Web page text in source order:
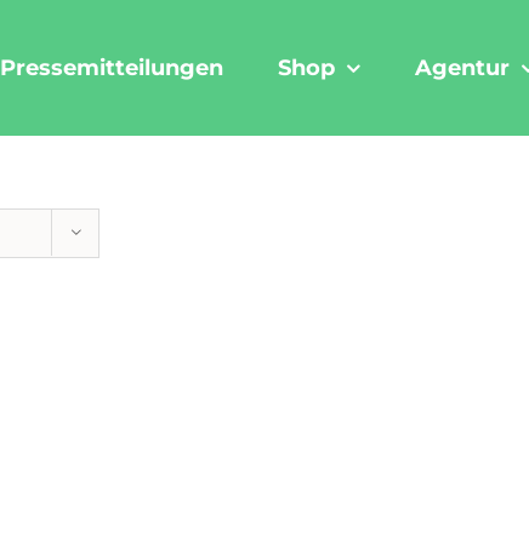
Pressemitteilungen Shop Agentur